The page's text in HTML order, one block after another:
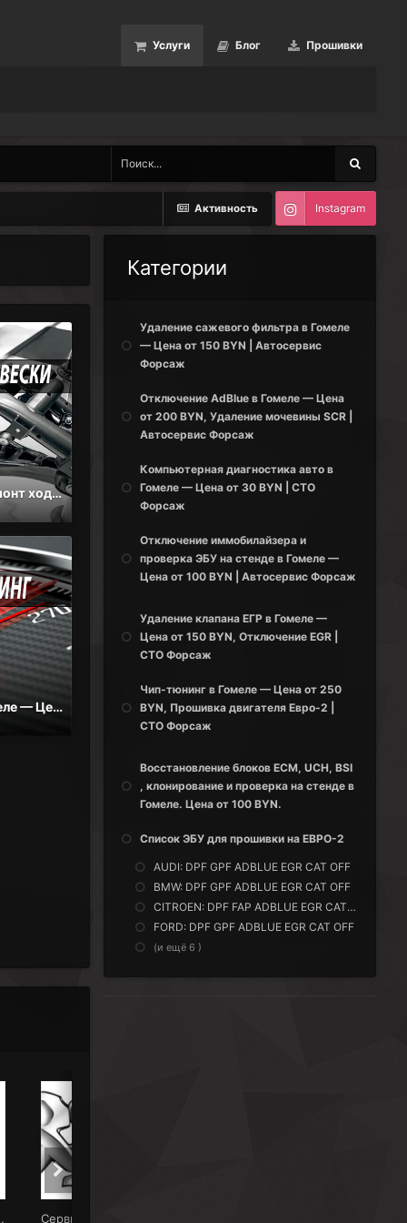
Услуги Блог Прошивки
Активность Instagram
Диагностика и ремонт ходовой части автомобиля и слесарные работы в Гомеле
Чип-тюнинг в Гомеле — Цена от 250 BYN, Прошивка двигателя Евро-2 | СТО Форсаж
цена от 200 БР
Категории
Удаление сажевого фильтра в Гомеле
— Цена от 150 BYN | Автосервис
Форсаж
Отключение AdBlue в Гомеле — Цена
от 200 BYN, Удаление мочевины SCR |
Автосервис Форсаж
Компьютерная диагностика авто в
Гомеле — Цена от 30 BYN | СТО
Форсаж
Отключение иммобилайзера и
проверка ЭБУ на стенде в Гомеле —
Цена от 100 BYN | Автосервис Форсаж
Удаление клапана ЕГР в Гомеле —
Цена от 150 BYN, Отключение EGR |
СТО Форсаж
Чип-тюнинг в Гомеле — Цена от 250
BYN, Прошивка двигателя Евро-2 |
СТО Форсаж
Восстановление блоков ECM, UCH, BSI
, клонирование и проверка на стенде в
Гомеле. Цена от 100 BYN.
Список ЭБУ для прошивки на ЕВРО-2
AUDI: DPF GPF ADBLUE EGR CAT OFF
BMW: DPF GPF ADBLUE EGR CAT OFF
CITROEN: DPF FAP ADBLUE EGR CAT OFF
FORD: DPF GPF ADBLUE EGR CAT OFF
(и ещё 6 )